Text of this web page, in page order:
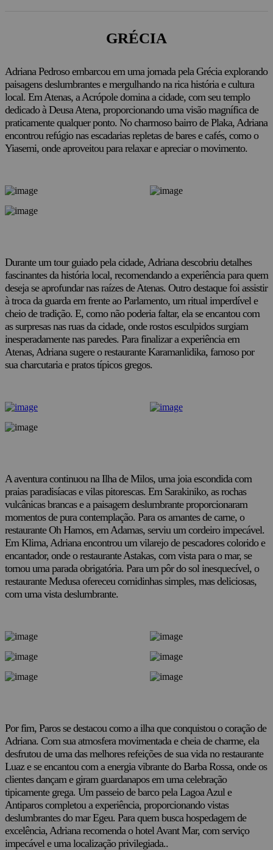
GRÉCIA
Adriana Pedroso embarcou em uma jornada pela Grécia explorando
paisagens deslumbrantes e mergulhando na rica história e cultura
local. Em Atenas, a Acrópole domina a cidade, com seu templo
dedicado à Deusa Atena, proporcionando uma visão magnífica de
praticamente qualquer ponto. No charmoso bairro de Plaka, Adriana
encontrou refúgio nas escadarias repletas de bares e cafés, como o
Yiasemi, onde aproveitou para relaxar e apreciar o movimento.
Durante um tour guiado pela cidade, Adriana descobriu detalhes
fascinantes da história local, recomendando a experiência para quem
deseja se aprofundar nas raízes de Atenas. Outro destaque foi assistir
à troca da guarda em frente ao Parlamento, um ritual imperdível e
cheio de tradição. E, como não poderia faltar, ela se encantou com
as surpresas nas ruas da cidade, onde rostos esculpidos surgiam
inesperadamente nas paredes. Para finalizar a experiência em
Atenas, Adriana sugere o restaurante Karamanlidika, famoso por
sua charcutaria e pratos típicos gregos.
A aventura continuou na Ilha de Milos, uma joia escondida com
praias paradisíacas e vilas pitorescas. Em Sarakiniko, as rochas
vulcânicas brancas e a paisagem deslumbrante proporcionaram
momentos de pura contemplação. Para os amantes de carne, o
restaurante Oh Hamos, em Adamas, serviu um cordeiro impecável.
Em Klima, Adriana encontrou um vilarejo de pescadores colorido e
encantador, onde o restaurante Astakas, com vista para o mar, se
tornou uma parada obrigatória. Para um pôr do sol inesquecível, o
restaurante Medusa ofereceu comidinhas simples, mas deliciosas,
com uma vista deslumbrante.
Por fim, Paros se destacou como a ilha que conquistou o coração de
Adriana. Com sua atmosfera movimentada e cheia de charme, ela
desfrutou de uma das melhores refeições de sua vida no restaurante
Luaz e se encantou com a energia vibrante do Barba Rossa, onde os
clientes dançam e giram guardanapos em uma celebração
tipicamente grega. Um passeio de barco pela Lagoa Azul e
Antiparos completou a experiência, proporcionando vistas
deslumbrantes do mar Egeu. Para quem busca hospedagem de
excelência, Adriana recomenda o hotel Avant Mar, com serviço
impecável e uma localização privilegiada..